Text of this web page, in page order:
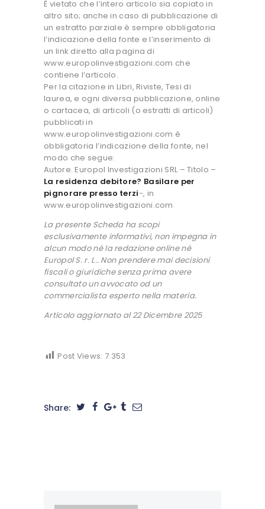
È vietato che l’intero articolo sia copiato in
altro sito; anche in caso di pubblicazione di
un estratto parziale è sempre obbligatoria
l’indicazione della fonte e l’inserimento di
un link diretto alla pagina di
www.europolinvestigazioni.com che
contiene l’articolo.
Per la citazione in Libri, Riviste, Tesi di
laurea, e ogni diversa pubblicazione, online
o cartacea, di articoli (o estratti di articoli)
pubblicati in
www.europolinvestigazioni.com è
obbligatoria l’indicazione della fonte, nel
modo che segue:
Autore. Europol Investigazioni SRL – Titolo –
La residenza debitore? Basilare per
pignorare presso terzi-, in
www.europolinvestigazioni.com
La presente Scheda ha scopi
esclusivamente informativi, non impegna in
alcun modo né la redazione online né
Europol S. r. L.. Non prendere mai decisioni
fiscali o giuridiche senza prima avere
consultato un avvocato od un
commercialista esperto nella materia.
Articolo aggiornato al 22 Dicembre 2025
Post Views: 7.353
Share: